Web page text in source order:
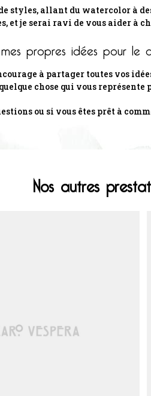
styles, allant du watercolor à
et je serai ravi de vous aider à
propres idées pour le
à partager toutes vos
chose qui vous représente
ou si vous êtes prêt à
Nos autres